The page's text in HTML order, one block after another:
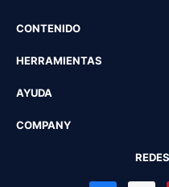
CONTENIDO
HERRAMIENTAS
AYUDA
COMPANY